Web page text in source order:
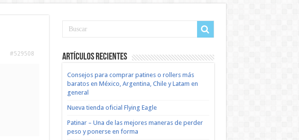
#529508 Artículos recientes
Consejos para comprar patines o rollers más
baratos en México, Argentina, Chile y Latam en
general
Nueva tienda oficial Flying Eagle
Patinar – Una de las mejores maneras de perder
peso y ponerse en forma